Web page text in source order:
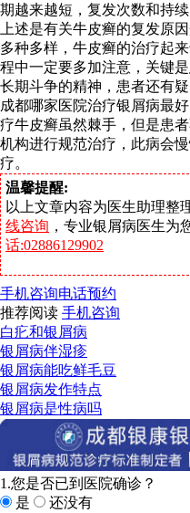
期越来越短，复发次数和持续
上述是有关牛皮癣的复发原
多种多样，牛皮癣的治疗起
程中一定要多加注意，关键
长期斗争的精神，患者还有
成都哪家医院治疗银屑病最
疗牛皮癣虽然棘手，但是患
机构进行规范治疗，此病会
疗。
温馨提醒:
以上文章内容为医生助理整
线咨询 ，专业银屑病医生为
话:02886129902
手机咨询电话预约
推荐阅读 手机咨询
白疕和银屑病
银屑病伴湿疹
银屑病能吃鲜毛豆
银屑病发作特点
银屑病是性病吗
1.您是否已到医院确诊？
是
还没有